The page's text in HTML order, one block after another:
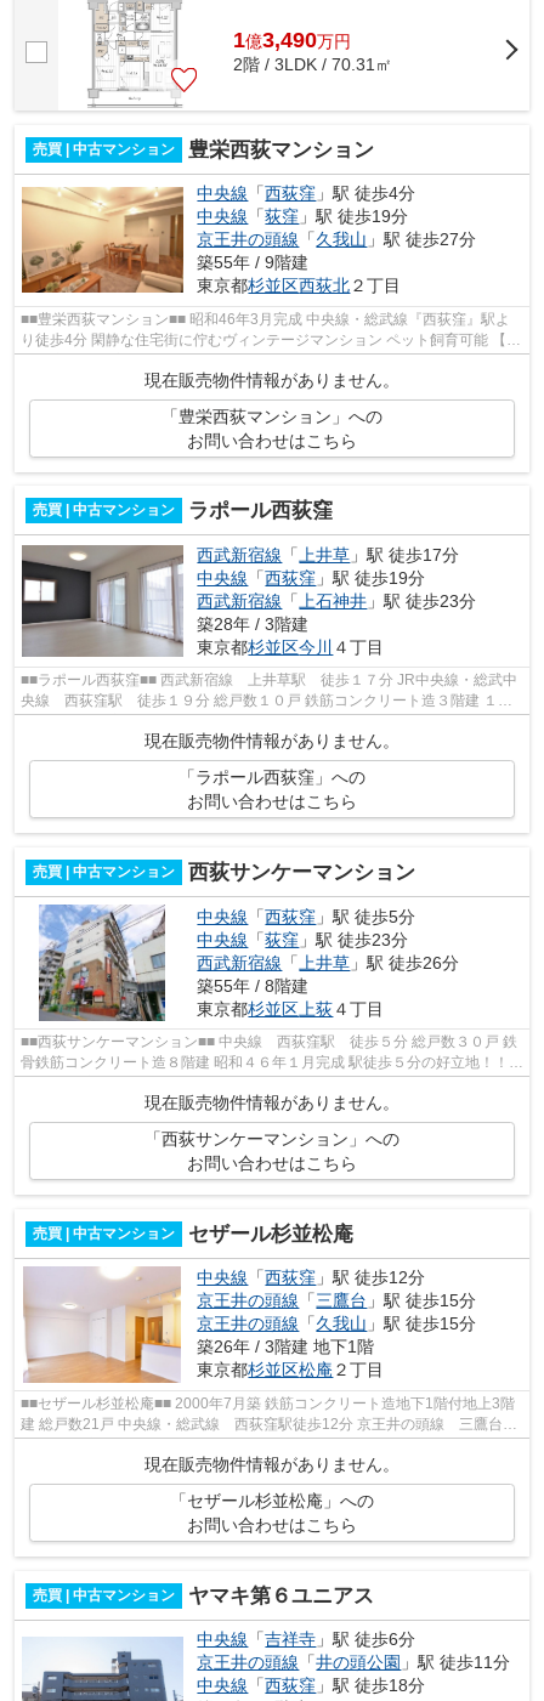
1億3,490万円
2階 / 3LDK / 70.31㎡
売買 | 中古マンション 豊栄西荻マンション
中央線 「西荻窪 」駅 徒歩4分
中央線 「荻窪 」駅 徒歩19分
京王井の頭線 「久我山 」駅 徒歩27分
築55年 / 9階建
東京都杉並区西荻北２丁目
■■豊栄西荻マンション■■ 昭和46年3月完成 中央線・総武線『西荻窪』駅よ
り徒歩4分 閑静な住宅街に佇むヴィンテージマンション ペット飼育可能 【周
辺環境】 西荻窪郵便局 ワイズ...
現在販売物件情報がありません。
「豊栄西荻マンション」への
お問い合わせはこちら
売買 | 中古マンション ラポール西荻窪
西武新宿線 「 上井草 」駅 徒歩17分
中央線 「西荻窪 」駅 徒歩19分
西武新宿線 「 上石神井 」駅 徒歩23分
築28年 / 3階建
東京都杉並区今川 ４丁目
■■ラポール西荻窪■■ 西武新宿線 上井草駅 徒歩１７分 JR中央線・総武中
央線 西荻窪駅 徒歩１９分 総戸数１０戸 鉄筋コンクリート造３階建 １９
現在販売物件情報がありません。
「ラポール西荻窪」への
お問い合わせはこちら
売買 | 中古マンション 西荻サンケーマンション
中央線 「西荻窪 」駅 徒歩5分
中央線 「荻窪 」駅 徒歩23分
西武新宿線 「 上井草 」駅 徒歩26分
築55年 / 8階建
東京都杉並区 上荻４丁目
■■西荻サンケーマンション■■ 中央線 西荻窪駅 徒歩５分 総戸数３０戸 鉄
骨鉄筋コンクリート造８階建 昭和４６年１月完成 駅徒歩５分の好立地！！
現在販売物件情報がありません。
「西荻サンケーマンション」への
お問い合わせはこちら
売買 | 中古マンション セザール杉並松庵
中央線 「西荻窪 」駅 徒歩12分
京王井の頭線 「三鷹台 」駅 徒歩15分
京王井の頭線 「久我山 」駅 徒歩15分
築26年 / 3階建 地下1階
東京都杉並区松庵 ２丁目
■■セザール杉並松庵■■ 2000年7月築 鉄筋コンクリート造地下1階付地上3階
建 総戸数21戸 中央線・総武線 西荻窪駅徒歩12分 京王井の頭線 三鷹台駅
現在販売物件情報がありません。
「セザール杉並松庵」への
お問い合わせはこちら
売買 | 中古マンション ヤマキ第６ユニアス
中央線 「吉祥寺 」駅 徒歩6分
京王井の頭線 「井の頭公園 」駅 徒歩11分
中央線 「西荻窪 」駅 徒歩18分